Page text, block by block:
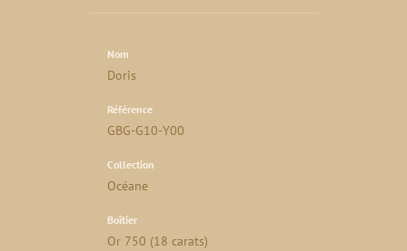
Nom
Doris
Référence
GBG-G10-Y00
Collection
Océane
Boîtier
Or 750 (18 carats)